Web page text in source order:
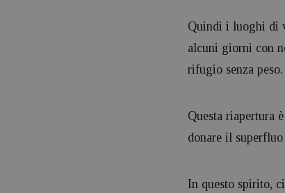
Quindi i luoghi di
alcuni giorni con
rifugio senza peso.
Questa riapertura
donare il
In questo spirito,